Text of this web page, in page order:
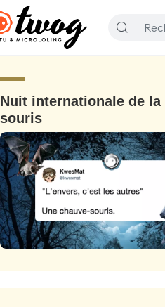
Nuit internationale de la
souris